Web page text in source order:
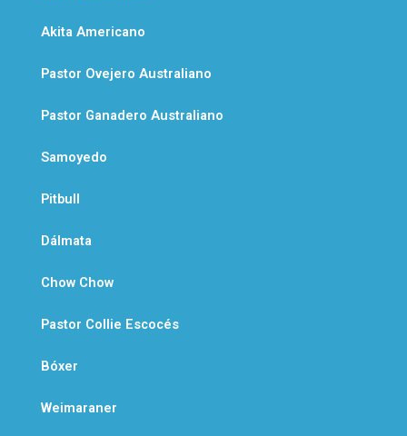
Akita Americano
Pastor Ovejero Australiano
Pastor Ganadero Australiano
Samoyedo
Pitbull
Dálmata
Chow Chow
Pastor Collie Escocés
Bóxer
Weimaraner